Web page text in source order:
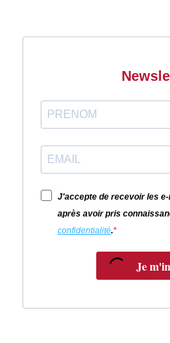
J'accepte de recevoir les
après avoir pris
confidentialité.
Je